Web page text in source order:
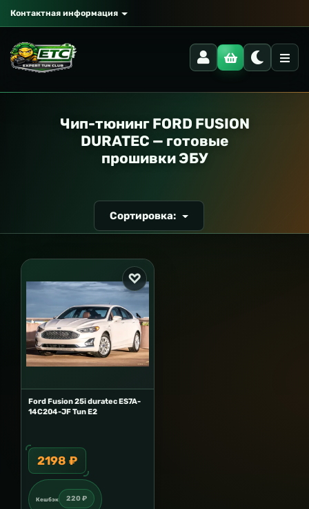
Контактная информация
Чип-тюнинг FORD FUSION
DURATEC — готовые
прошивки ЭБУ
Сортировка:
Ford Fusion 25i duratec ES7A-
14C204-JF Tun E2
2198 ₽
Кешбэк 220 ₽